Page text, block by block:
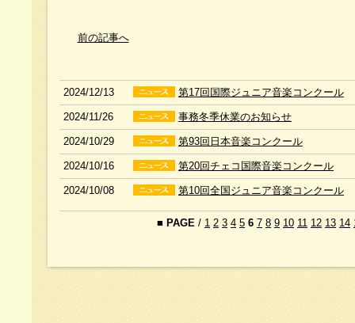
前の記事へ
2024/12/13 第17回国際ジュニア音楽コンクール
2024/11/26 事務冬季休業のお知らせ
2024/10/29 第93回日本音楽コンクール
2024/10/16 第20回チェコ国際音楽コンクール
2024/10/08 第10回全国ジュニア音楽コンクール
■ PAGE / 1 2 3 4 5 6 7 8 9 10 11 12 13 14